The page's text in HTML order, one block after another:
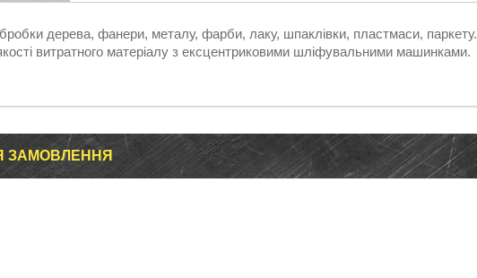
дерева, фанери, металу, фарби, лаку, шпаклівки, пластмаси, паркету.
витратного матеріалу з ексцентриковими шліфувальними машинками.
ЗАМОВЛЕННЯ